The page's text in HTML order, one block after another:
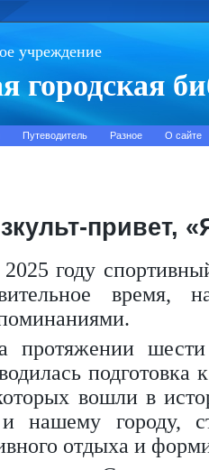
учреждение
городская
Путеводитель Разное О сайте
привет,
году
время,
протяжении шести
подготовка
вошли в
нашему городу,
отдыха и